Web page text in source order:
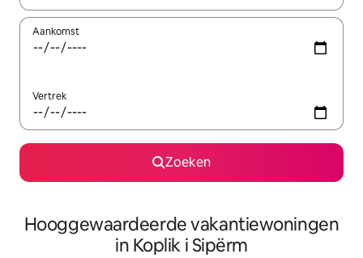
Aankomst
Vertrek
Zoeken
Hooggewaardeerde vakantiewoningen
in Koplik i Sipërm